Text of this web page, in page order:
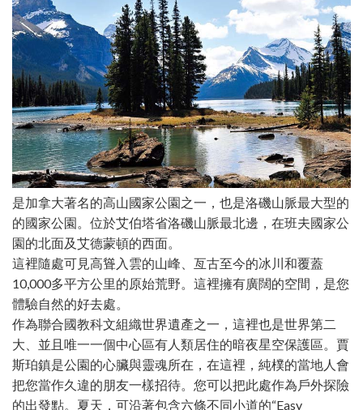
是加拿大著名的高山國家公園之一，也是洛磯山脈最大型的
的國家公園。位於艾伯塔省洛磯山脈最北邊，在班夫國家公
園的北面及艾德蒙頓的西面。
這裡隨處可見高聳入雲的山峰、亙古至今的冰川和覆蓋
10,000多平方公里的原始荒野。這裡擁有廣闊的空間，是您
體驗自然的好去處。
作為聯合國教科文組織世界遺產之一，這裡也是世界第二
大、並且唯一一個中心區有人類居住的暗夜星空保護區。賈
斯珀鎮是公園的心臟與靈魂所在，在這裡，純樸的當地人會
把您當作久違的朋友一樣招待。您可以把此處作為戶外探險
的出發點。夏天，可沿著包含六條不同小道的“Easy